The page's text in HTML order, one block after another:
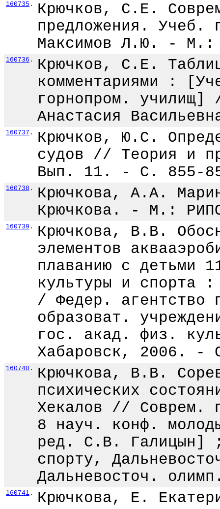
160735 .
Крючков, С.Е.
предложения.
Максимов Л.Ю. - М.:
160736 .
Крючков, С.Е.
комментариями :
горнопром. училищ]
Анастасия
160737 .
Крючков, Ю.С.
судов // Теория и
Вып. 11. - С. 855-
160738 .
Крючкова, А.А.
Крючкова. - М.:
160739 .
Крючкова, В.В.
элементов
плаванию с детьми
культуры и спорта
/ Федер. агентство
образоват.
гос. акад. физ.
Хабаровск, 2006. -
160740 .
Крючкова, В.В.
психических
Хекалов // Соврем.
8 науч. конф.
ред. С.В. Галицын] ;
спорту,
Дальневосточ.
160741 .
Крючкова, Е.